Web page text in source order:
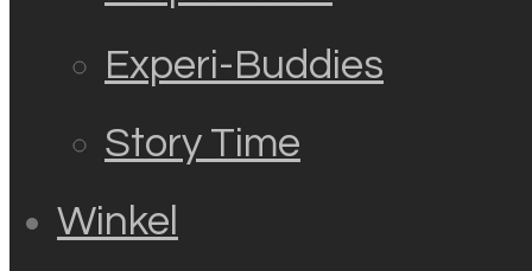
Experi-Buddies
Story Time
Winkel